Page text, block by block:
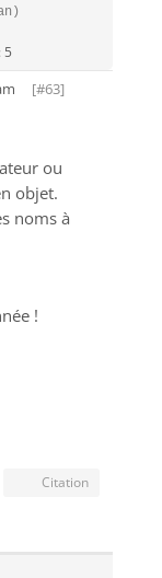
5
[#63]
ou
objet.
noms à
!
Citation